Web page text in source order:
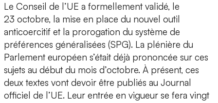
Le Conseil de l’UE a formellement validé, le
23 octobre, la mise en place du nouvel outil
anticoercitif et la prorogation du système de
préférences généralisées (SPG). La plénière du
Parlement européen s’était déjà prononcée sur ces
sujets au début du mois d’octobre. À présent, ces
deux textes vont devoir être publiés au Journal
officiel de l’UE. Leur entrée en vigueur se fera vingt